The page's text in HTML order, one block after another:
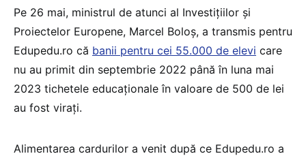
Pe 26 mai, ministrul de atunci al Investițiilor și
Proiectelor Europene, Marcel Boloș, a transmis pentru
Edupedu.ro că banii pentru cei 55.000 de elevi care
nu au primit din septembrie 2022 până în luna mai
2023 tichetele educaționale în valoare de 500 de lei
au fost virați.
Alimentarea cardurilor a venit după ce Edupedu.ro a